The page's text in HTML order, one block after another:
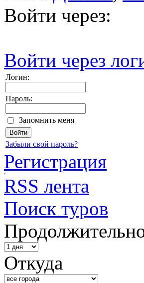
Войти через:
Войти через
Логин:
Пароль:
Запомнить меня
Забыли свой пароль?
Регистрация
RSS лента
Поиск туров
Откуда